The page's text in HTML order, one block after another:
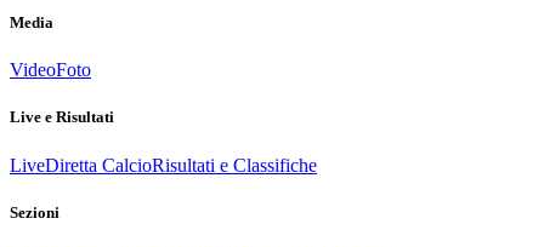
Media
VideoFoto
Live e Risultati
LiveDiretta CalcioRisultati e Classifiche
Sezioni